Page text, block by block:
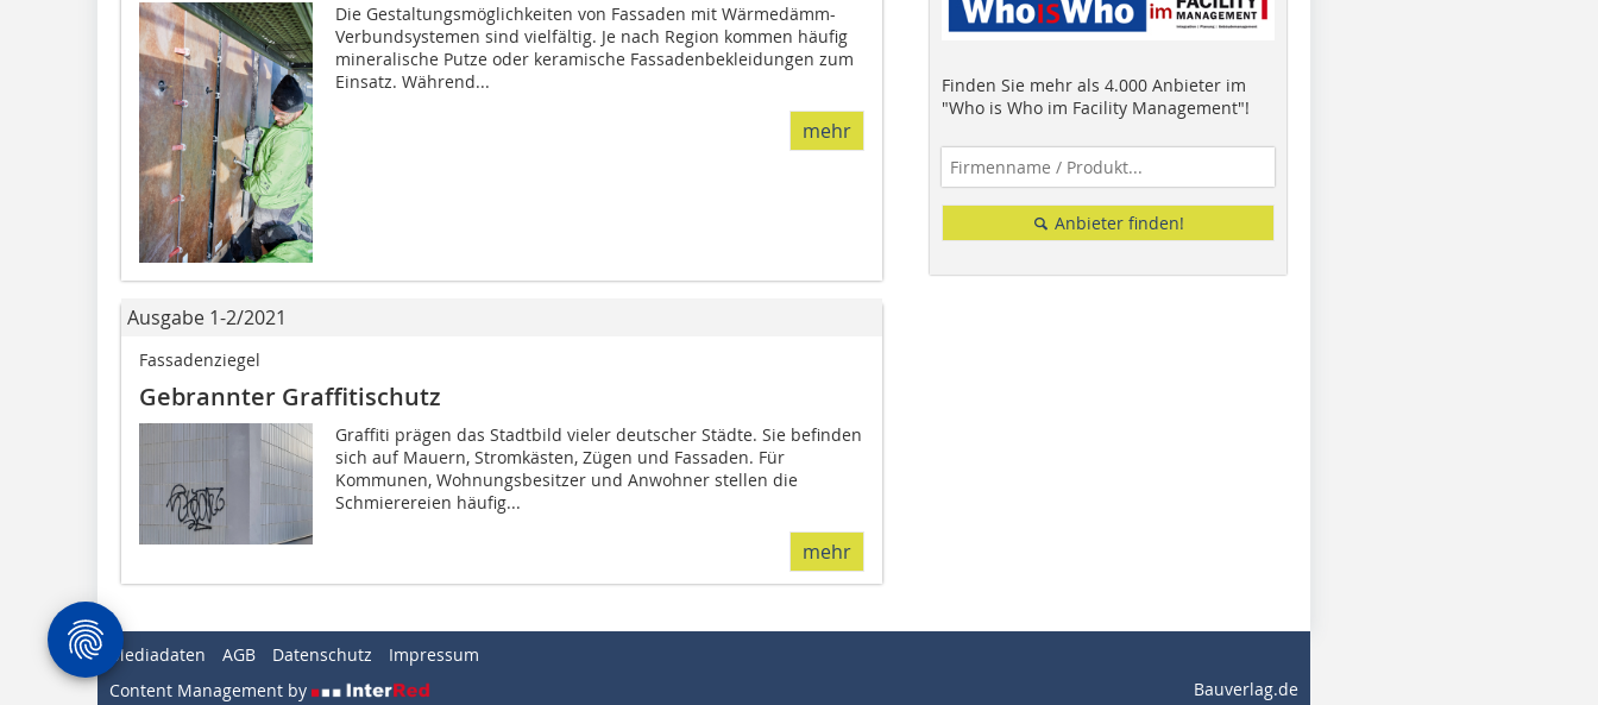
Die Gestaltungsmöglichkeiten von Fassaden mit Wärmedämm-
Verbundsystemen sind vielfältig. Je nach Region kommen häufig
mineralische Putze oder keramische Fassadenbekleidungen zum
Einsatz. Während...
mehr
Ausgabe 1-2/2021
Fassadenziegel
Gebrannter Graffitischutz
Graffiti prägen das Stadtbild vieler deutscher Städte. Sie befinden
sich auf Mauern, Stromkästen, Zügen und Fassaden. Für
Kommunen, Wohnungsbesitzer und Anwohner stellen die
Schmierereien häufig...
mehr
Finden Sie mehr als 4.000 Anbieter im
"Who is Who im Facility Management"!
Anbieter finden!
Mediadaten AGB Datenschutz
Impressum
Content Management by
Bauverlag.de